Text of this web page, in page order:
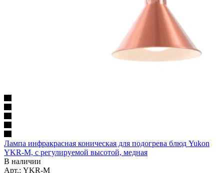
Лампа инфракрасная коническая для подогрева блюд Yukon
YKR-M, с регулируемой высотой, медная
В наличии
Арт.: YKR-M